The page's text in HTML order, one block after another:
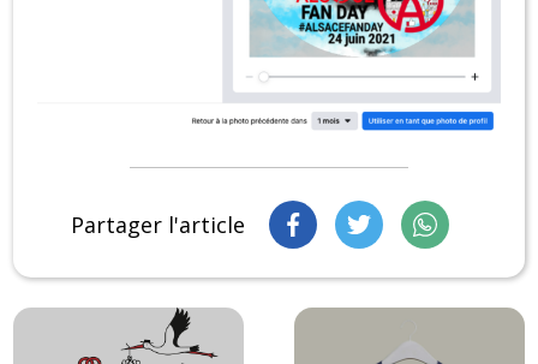
Partager l'article